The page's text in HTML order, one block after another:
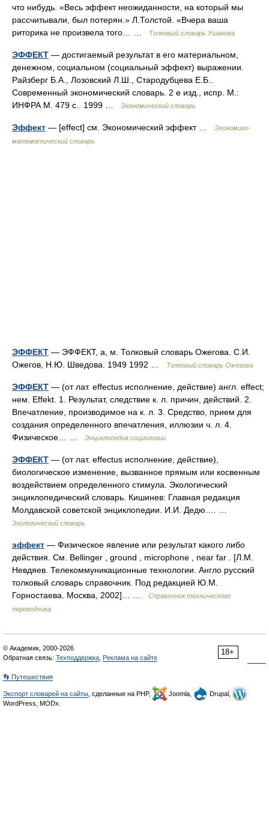
что нибудь. «Весь эффект неожиданности, на который мы
рассчитывали, был потерян.» Л.Толстой. «Вчера ваша
риторика не произвела того… …
Толковый словарь Ушакова
ЭФФЕКТ — достигаемый результат в его материальном,
денежном, социальном (социальный эффект) выражении.
Райзберг Б.А., Лозовский Л.Ш., Стародубцева Е.Б..
Современный экономический словарь. 2 е изд., испр. М.:
ИНФРА М. 479 с.. 1999 …
Экономический словарь
Эффект — [effect] см. Экономический эффект …
Экономико-
математический словарь
ЭФФЕКТ — ЭФФЕКТ, а, м. Толковый словарь Ожегова. С.И.
Ожегов, Н.Ю. Шведова. 1949 1992 …
Толковый словарь Ожегова
ЭФФЕКТ — (от лат. effectus исполнение, действие) англ. effect;
нем. Effekt. 1. Результат, следствие к. л. причин, действий. 2.
Впечатление, производимое на к. л. 3. Средство, прием для
создания определенного впечатления, иллюзии ч. л. 4.
Физическое… …
Энциклопедия социологии
ЭФФЕКТ — (от лат. effectus исполнение, действие),
биологическое изменение, вызванное прямым или косвенным
воздействием определенного стимула. Экологический
энциклопедический словарь. Кишинев: Главная редакция
Молдавской советской энциклопедии. И.И. Дедю.… …
Экологический словарь
эффект — Физическое явление или результат какого либо
действия. См. Bellinger , ground , microphone , near far . [Л.М.
Невдяев. Телекоммуникационные технологии. Англо русский
толковый словарь справочник. Под редакцией Ю.М.
Горностаева. Москва, 2002]… …
Справочник технического
переводчика
18+
© Академик, 2000-2026
Обратная связь: Техподдержка Реклама на сайте
👣 Путешествия
Экспорт словарей на сайты , сделанные на PHP, Joomla,
Drupal,
WordPress, MODx.